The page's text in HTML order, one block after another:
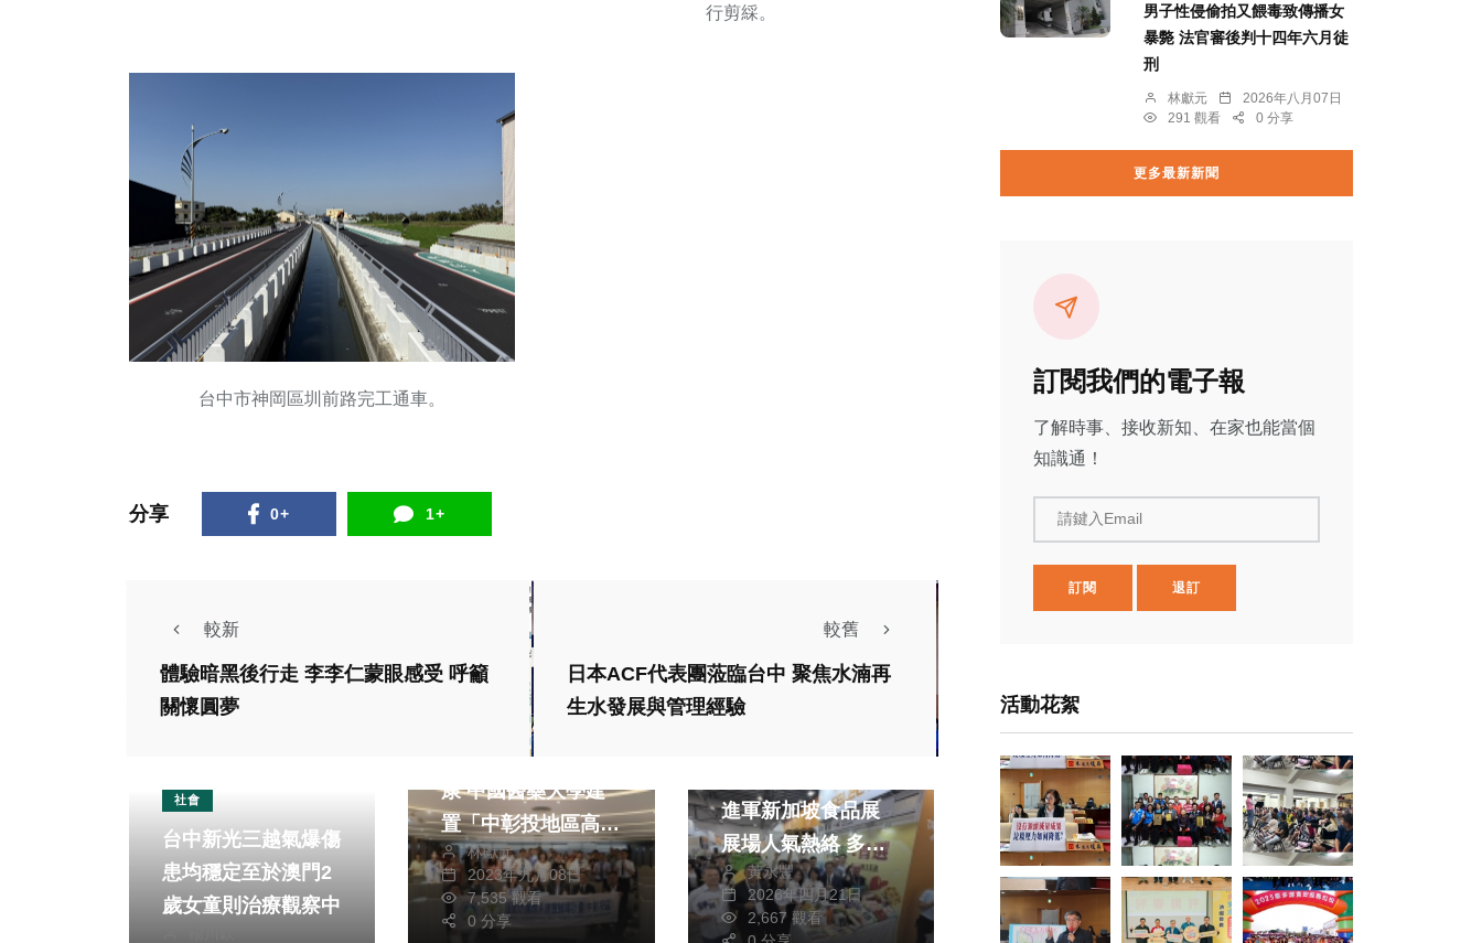
行剪綵。
台中市神岡區圳前路完工通車。
分享 0+ 1+
較新
體驗暗黑後行走 李李仁蒙眼感受 呼籲
關懷圓夢
較舊
日本ACF代表團蒞臨台中 聚焦水湳再
生水發展與管理經驗
社會
台中新光三越氣爆傷
患均穩定至於澳門2
歲女童則治療觀察中
文教
守護高中體育選手健
康 中國醫藥大學建
置「中彰投地區高中
體育班運動防護醫療
網」與26家醫療單
位共同簽署合作備忘
林獻元
2023年九月08日
7,535 觀看
0 分享
社會
進軍新加坡食品展
展場人氣熱絡 多元
農產吸引國際買主關
注
黃永豐
2026年四月21日
2,667 觀看
男子性侵偷拍又餵毒致傳播女
暴斃 法官審後判十四年六月徒
刑
林獻元
2026年八月07日
291 觀看
0 分享
更多最新新聞
訂閱我們的電子報
了解時事、接收新知、在家也能當個
知識通！
請鍵入Email
訂閱 退訂
活動花絮